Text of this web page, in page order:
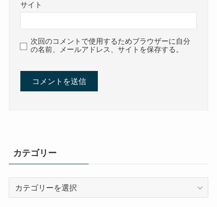
サイト
次回のコメントで使用するためブラウザーに自分
の名前、メールアドレス、サイトを保存する。
カテゴリー